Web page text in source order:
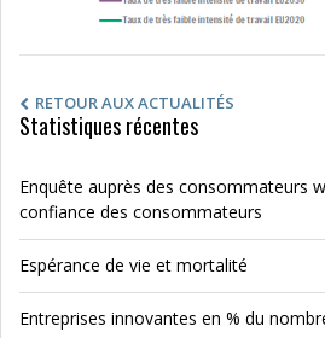
RETOUR AUX ACTUALITÉS
Statistiques récentes
Enquête auprès des consommateurs
confiance des consommateurs
Espérance de vie et mortalité
Entreprises innovantes en % du